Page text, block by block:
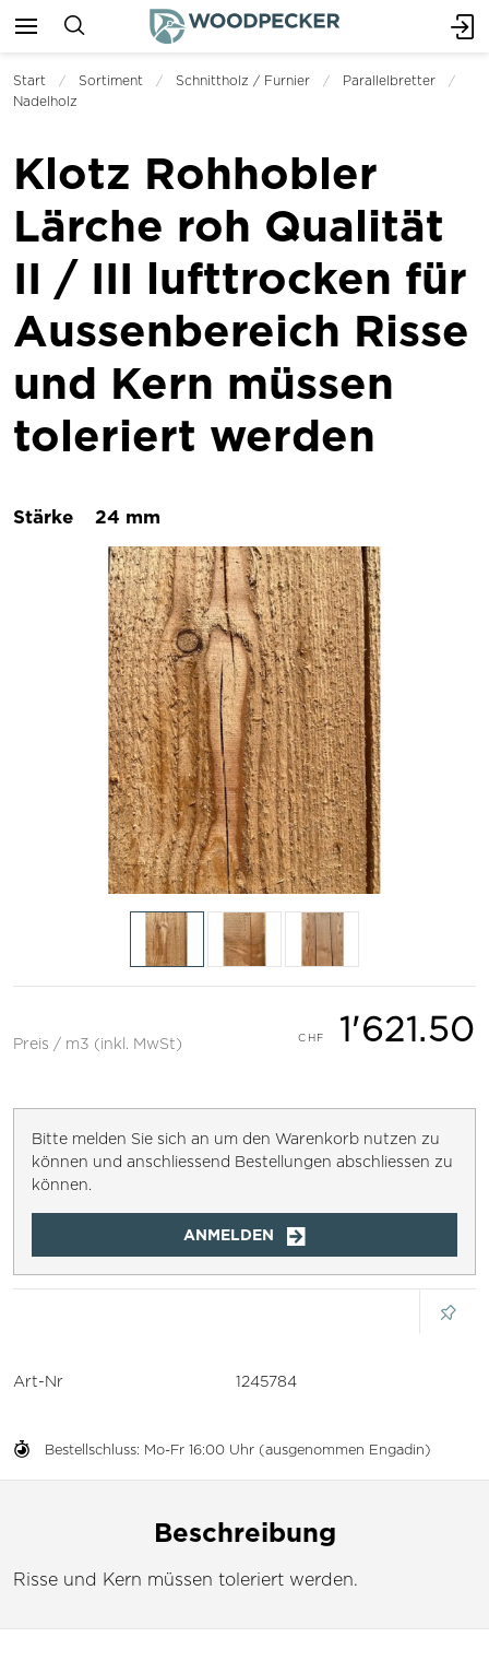
Start Sortiment Schnittholz / Furnier
Parallelbretter
Nadelholz
Klotz Rohhobler
Lärche roh Qualität
II / III lufttrocken für
Aussenbereich Risse
und Kern müssen
toleriert werden
Stärke 24 mm
Preis / m3 (inkl. MwSt) 1'621.50
Bitte melden Sie sich an um den Warenkorb nutzen zu
können und anschliessend Bestellungen abschliessen zu
können.
ANMELDEN
Bestellschluss: Mo-Fr 16:00 Uhr (ausgenommen Engadin)
Art-Nr 1245784
Beschreibung
Risse und Kern müssen toleriert werden.